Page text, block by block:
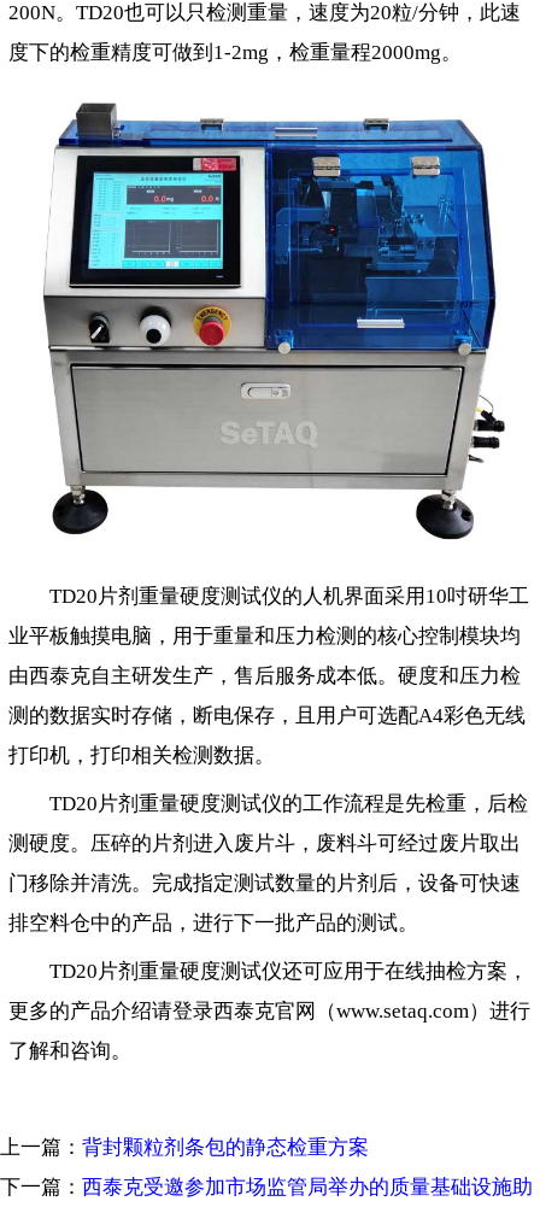
200N。TD20也可以只检测重量，速度为20粒/分钟，此速
度下的检重精度可做到1-2mg，检重量程2000mg。
TD20片剂重量硬度测试仪的人机界面采用10吋研华工
业平板触摸电脑，用于重量和压力检测的核心控制模块均
由西泰克自主研发生产，售后服务成本低。硬度和压力检
测的数据实时存储，断电保存，且用户可选配A4彩色无线
打印机，打印相关检测数据。
TD20片剂重量硬度测试仪的工作流程是先检重，后检
测硬度。压碎的片剂进入废片斗，废料斗可经过废片取出
门移除并清洗。完成指定测试数量的片剂后，设备可快速
排空料仓中的产品，进行下一批产品的测试。
TD20片剂重量硬度测试仪还可应用于在线抽检方案，
更多的产品介绍请登录西泰克官网（www.setaq.com）进行
了解和咨询。
上一篇： 背封颗粒剂条包的静态检重方案
下一篇： 西泰克受邀参加市场监管局举办的质量基础设施助